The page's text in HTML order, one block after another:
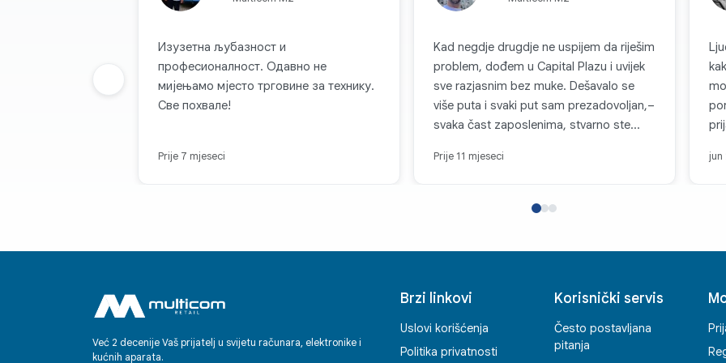
Изузетна љубазност и
професионалност. Одавно не
мијењамо мјесто трговине за технику.
Све похвале!
Prije 7 mjeseci
Kad negdje drugdje ne uspijem da riješim
problem, dođem u Capital Plazu i uvijek
sve razjasnim bez muke. Dešavalo se
više puta i svaki put sam prezadovoljan,–
svaka čast zaposlenima, stvarno ste
Prije 11 mjeseci jun
Prethodna grupa
Već 2 decenije Vaš prijatelj u svijetu računara, elektronike i
kućnih aparata.
Brzi linkovi
Uslovi korišćenja
Politika privatnosti
Korisnički servis
Često postavljana
pitanja